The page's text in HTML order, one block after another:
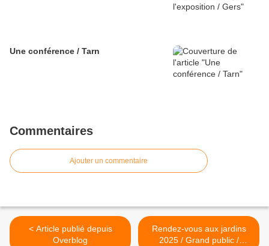
Une conférence / Tarn
Commentaires
Ajouter un commentaire
< Article publié depuis
Overblog
Rendez-vous aux jardins
2025 / Grand public /